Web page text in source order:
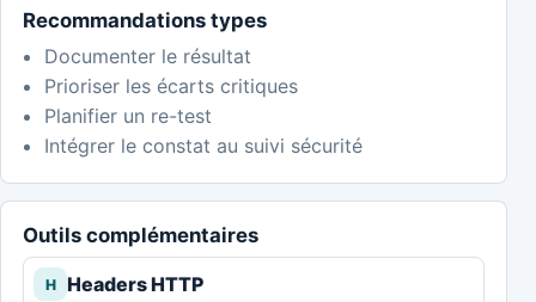
Recommandations types
Documenter le résultat
Prioriser les écarts critiques
Planifier un re-test
Intégrer le constat au suivi sécurité
Outils complémentaires
H Headers HTTP